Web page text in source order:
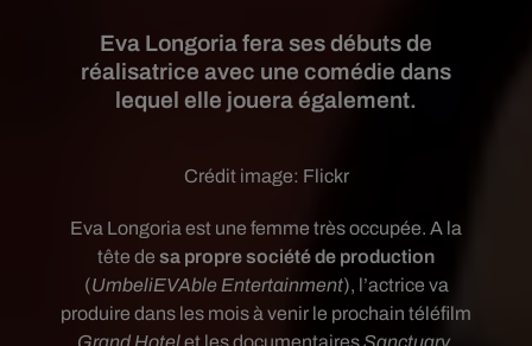
Eva Longoria fera ses débuts de
réalisatrice avec une comédie dans
lequel elle jouera également.
Crédit image: Flickr
Eva Longoria est une femme très occupée. A la
tête de sa propre société de production
(UmbeliEVAble Entertainment), l’actrice va
produire dans les mois à venir le prochain téléfilm
Grand Hotelet les documentairesSanctuary,